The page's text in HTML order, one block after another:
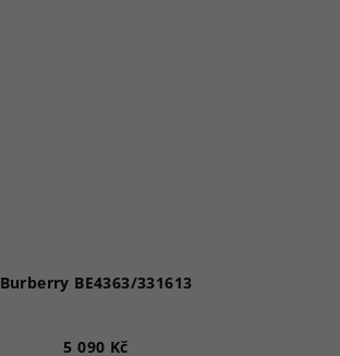
Burberry BE4363/331613
5 090 Kč